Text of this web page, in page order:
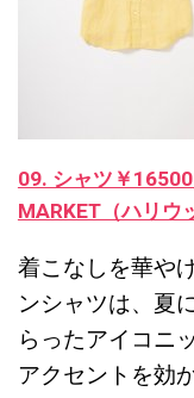
09. シャツ￥
MARKET（ハリウ
着こなしを華や
ンシャツは、夏
らったアイコニ
アクセントを効